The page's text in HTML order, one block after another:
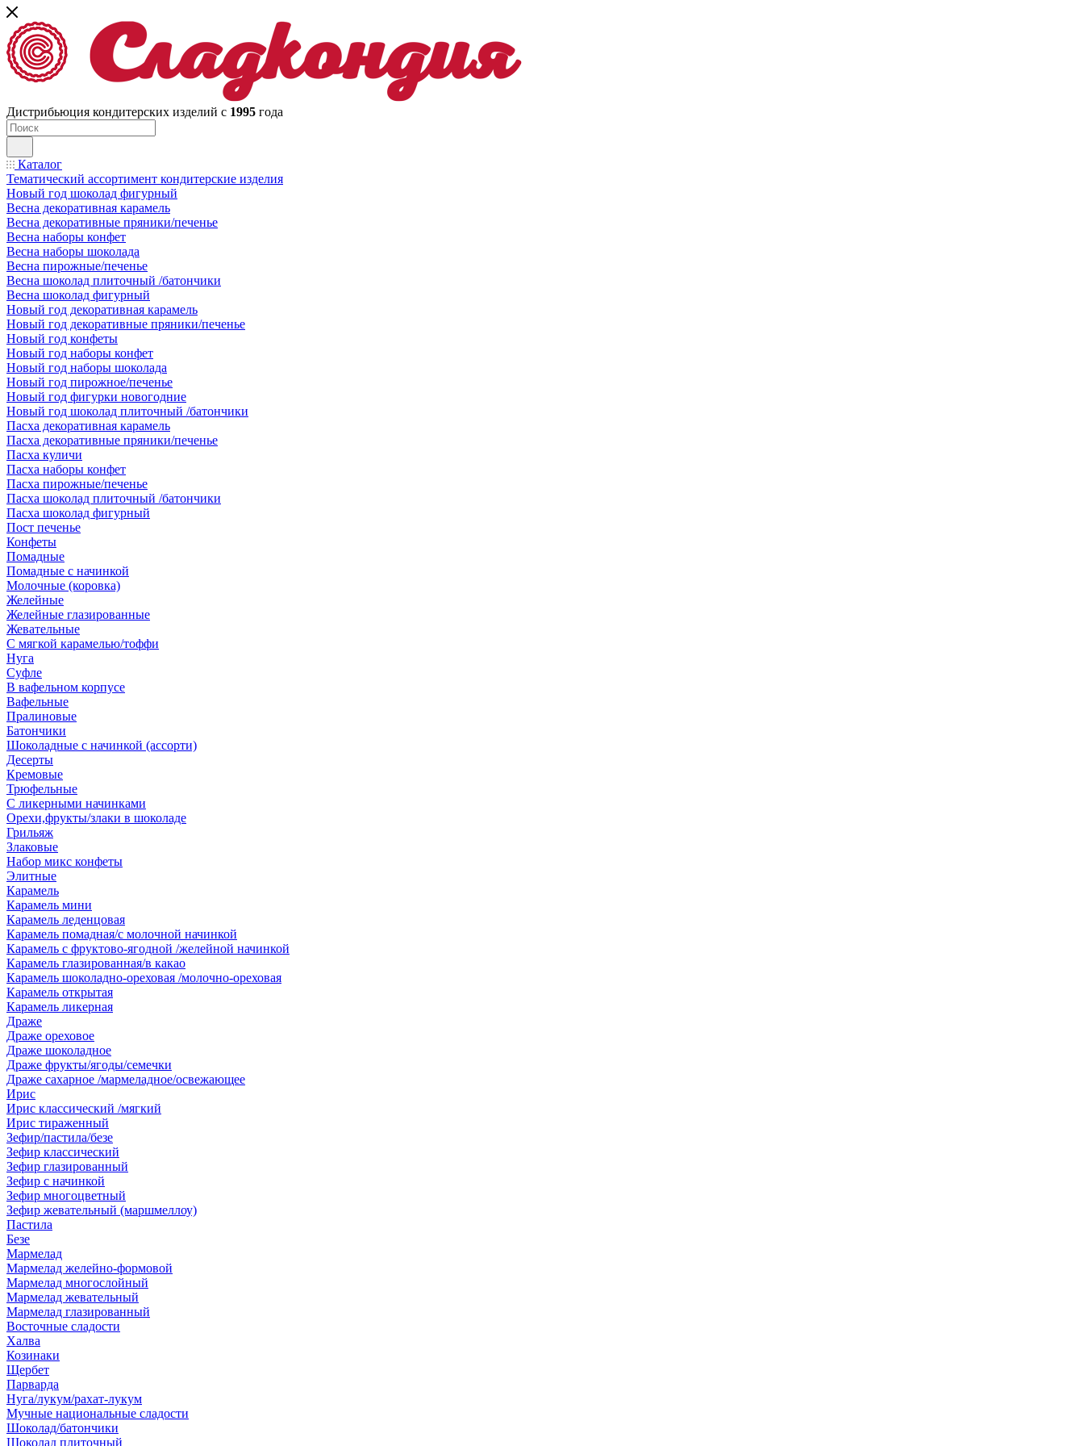
Дистрибьюция кондитерских изделий с 1995 года
Каталог
Тематический ассортимент кондитерские изделия
Новый год шоколад фигурный
Весна декоративная карамель
Весна декоративные пряники/печенье
Весна наборы конфет
Весна наборы шоколада
Весна пирожные/печенье
Весна шоколад плиточный /батончики
Весна шоколад фигурный
Новый год декоративная карамель
Новый год декоративные пряники/печенье
Новый год конфеты
Новый год наборы конфет
Новый год наборы шоколада
Новый год пирожное/печенье
Новый год фигурки новогодние
Новый год шоколад плиточный /батончики
Пасха декоративная карамель
Пасха декоративные пряники/печенье
Пасха куличи
Пасха наборы конфет
Пасха пирожные/печенье
Пасха шоколад плиточный /батончики
Пасха шоколад фигурный
Пост печенье
Конфеты
Помадные
Помадные с начинкой
Молочные (коровка)
Желейные
Желейные глазированные
Жевательные
С мягкой карамелью/тоффи
Нуга
Суфле
В вафельном корпусе
Вафельные
Пралиновые
Батончики
Шоколадные с начинкой (ассорти)
Десерты
Кремовые
Трюфельные
С ликерными начинками
Орехи,фрукты/злаки в шоколаде
Грильяж
Злаковые
Набор микс конфеты
Элитные
Карамель
Карамель мини
Карамель леденцовая
Карамель помадная/с молочной начинкой
Карамель с фруктово-ягодной /желейной начинкой
Карамель глазированная/в какао
Карамель шоколадно-ореховая /молочно-ореховая
Карамель открытая
Карамель ликерная
Драже
Драже ореховое
Драже шоколадное
Драже фрукты/ягоды/семечки
Драже сахарное /мармеладное/освежающее
Ирис
Ирис классический /мягкий
Ирис тираженный
Зефир/пастила/безе
Зефир классический
Зефир глазированный
Зефир с начинкой
Зефир многоцветный
Зефир жевательный (маршмеллоу)
Пастила
Безе
Мармелад
Мармелад желейно-формовой
Мармелад многослойный
Мармелад жевательный
Мармелад глазированный
Восточные сладости
Халва
Козинаки
Щербет
Парварда
Нуга/лукум/рахат-лукум
Мучные национальные сладости
Шоколад/батончики
Шоколад плиточный